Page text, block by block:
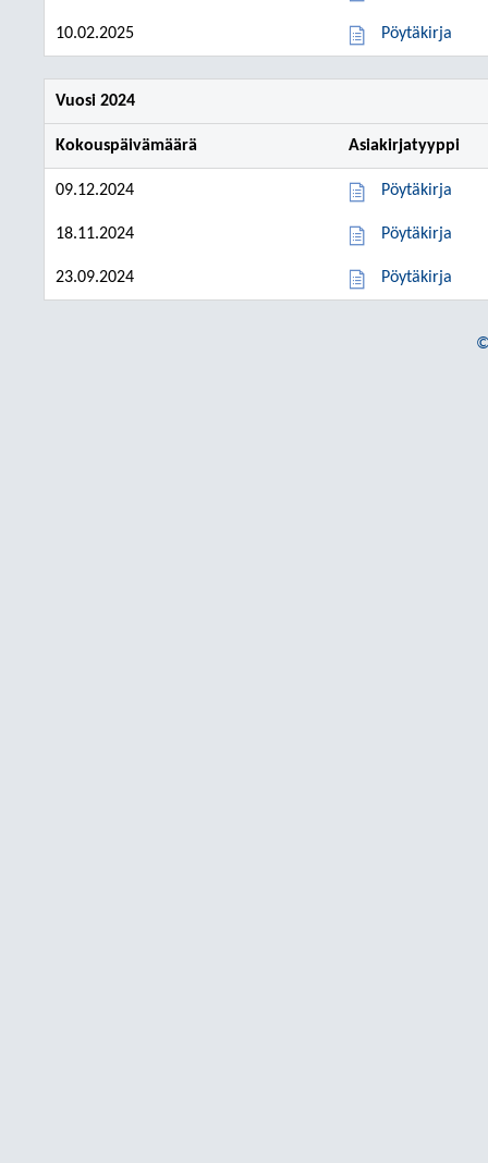
10.02.2025 Pöytäkirja
Vuosi 2024
Kokouspäivämäärä Asiakirjatyyppi
09.12.2024 Pöytäkirja
18.11.2024 Pöytäkirja
23.09.2024 Pöytäkirja